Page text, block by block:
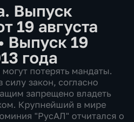
Выпуск
19 августа
Выпуск 19
года
потерять мандаты.
силу закон, согласно
запрещено владеть
Крупнейший в мире
"РусАЛ" отчитался о